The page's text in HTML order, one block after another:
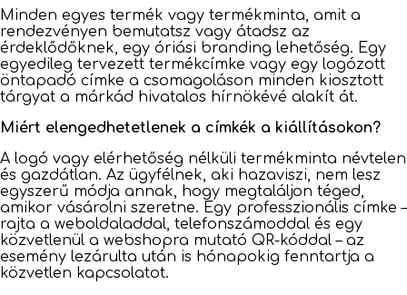
Minden egyes termék vagy termékminta, amit a
rendezvényen bemutatsz vagy átadsz az
érdeklődőknek, egy óriási branding lehetőség. Egy
egyedileg tervezett termékcímke vagy egy logózott
öntapadó címke a csomagoláson minden kiosztott
tárgyat a márkád hivatalos hírnökévé alakít át.
Miért elengedhetetlenek a címkék a kiállításokon?
A logó vagy elérhetőség nélküli termékminta névtelen
és gazdátlan. Az ügyfélnek, aki hazaviszi, nem lesz
egyszerű módja annak, hogy megtaláljon téged,
amikor vásárolni szeretne. Egy professzionális címke –
rajta a weboldaladdal, telefonszámoddal és egy
közvetlenül a webshopra mutató QR-kóddal – az
esemény lezárulta után is hónapokig fenntartja a
közvetlen kapcsolatot.